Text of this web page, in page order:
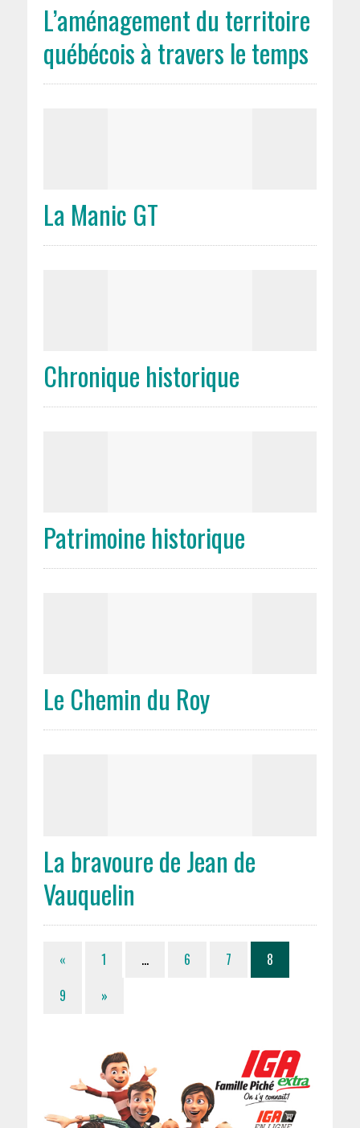
L’aménagement du territoire
québécois à travers le temps
La Manic GT
Chronique historique
Patrimoine historique
Le Chemin du Roy
La bravoure de Jean de
Vauquelin
« 1 … 6 7
8
9
»